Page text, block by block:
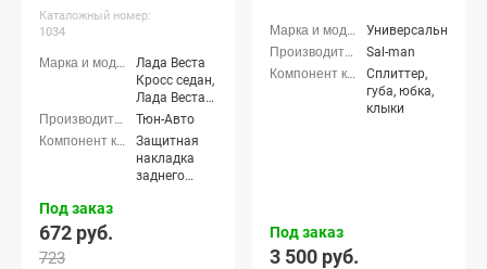
Каталожный номер:
1034
Лада Веста
Кросс седан,
Лада Веста
(SW) Кросс
Тюн-Авто
Защитная
накладка
заднего
Под заказ
672 руб.
723
матовая)
Универсальные
Sal-man
Сплиттер,
губа, юбка,
клыки
Под заказ
3 500 руб.